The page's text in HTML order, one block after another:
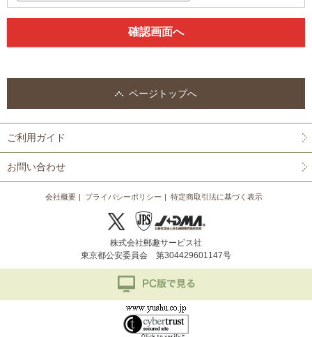
ページトップへ
ご利用ガイド
お問い合わせ
会社概要 プライバシーポリシー 特定商取引法に基づく表示
株式会社郵趣サービス社
東京都公安委員会 第304429601147号